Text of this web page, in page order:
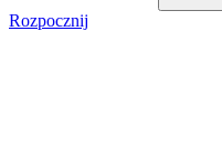
Rozpocznij